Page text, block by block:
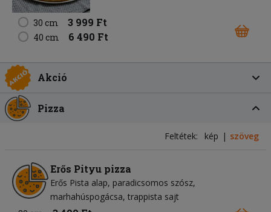
30 cm 3 999 Ft
40 cm 6 490 Ft
Akció
Pizza
Feltétek: kép szöveg
Erős Pityu pizza
Erős Pista alap paradicsomos szósz
marhahúspogácsa trappista sajt